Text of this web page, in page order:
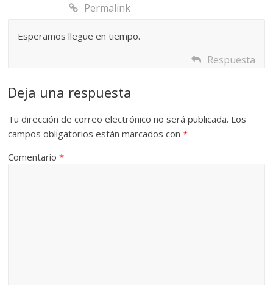
Permalink
Esperamos llegue en tiempo.
Respuesta
Deja una respuesta
Tu dirección de correo electrónico no será publicada. Los
campos obligatorios están marcados con*
Comentario*